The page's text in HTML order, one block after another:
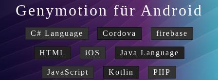
Genymotion für Android
C# Language Cordova firebase
HTML iOS Java Language
JavaScript Kotlin PHP